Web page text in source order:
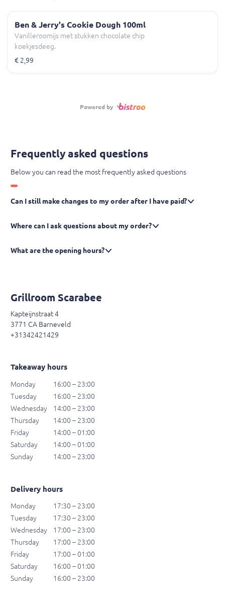
Ben & Jerry's Cookie Dough 100ml
Vanilleroomijs met stukken chocolate chip
koekjesdeeg.
€ 2,99
Powered by
Frequently asked questions
Below you can read the most frequently asked questions
Can I still make changes to my order after I have paid?
Where can I ask questions about my order?
What are the opening hours?
Grillroom Scarabee
Kapteijnstraat 4
3771 CA Barneveld
+31342421429
Takeaway hours
Monday
16:00 – 23:00
Tuesday
16:00 – 23:00
Wednesday
14:00 – 23:00
Thursday
14:00 – 23:00
Friday
14:00 – 01:00
Saturday
14:00 – 01:00
Sunday
14:00 – 23:00
Delivery hours
Monday
17:30 – 23:00
Tuesday
17:30 – 23:00
Wednesday
17:00 – 23:00
Thursday
17:00 – 23:00
Friday
17:00 – 01:00
Saturday
16:00 – 01:00
Sunday
16:00 – 23:00